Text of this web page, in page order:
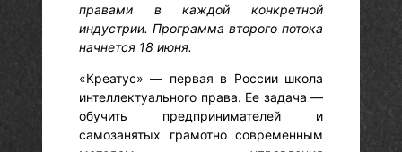
правами в каждой конкретной
индустрии. Программа второго потока
начнется 18 июня.
«Креатус» — первая в России школа
интеллектуального права. Ее задача —
обучить предпринимателей и
самозанятых грамотно современным